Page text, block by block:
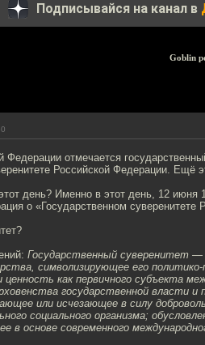
Подписывайся на канал в
Goblin
Федерации отмечается
Российской Федерации. Ещё
день? Именно в этот день, 12
о «Государственном
Государственный суверенитет —
символизирующее его
как первичного субъекта
государственной власти и
или исчезающее в силу
социального организма;
в основе современного